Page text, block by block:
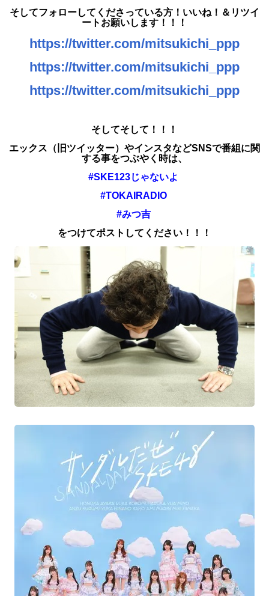
そしてフォローしてくださっている方！いいね！＆リツイ
ートお願いします！！！
https://twitter.com/mitsukichi_ppp
https://twitter.com/mitsukichi_ppp
https://twitter.com/mitsukichi_ppp
そしてそして！！！
エックス（旧ツイッター）やインスタなどSNSで番組に関
する事をつぶやく時は、
#SKE123じゃないよ
#TOKAIRADIO
#みつ吉
をつけてポストしてください！！！